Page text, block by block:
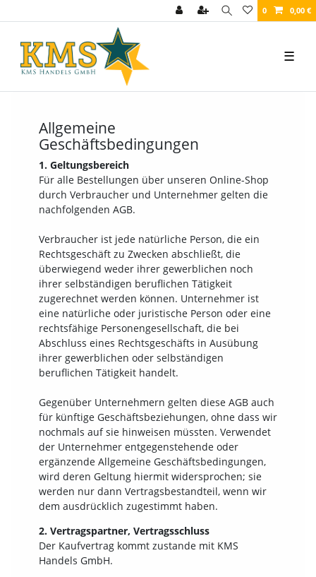
0 0,00 €
☰
Allgemeine
Geschäftsbedingungen
1. Geltungsbereich
Für alle Bestellungen über unseren Online-Shop
durch Verbraucher und Unternehmer gelten die
nachfolgenden AGB.
Verbraucher ist jede natürliche Person, die ein
Rechtsgeschäft zu Zwecken abschließt, die
überwiegend weder ihrer gewerblichen noch
ihrer selbständigen beruflichen Tätigkeit
zugerechnet werden können. Unternehmer ist
eine natürliche oder juristische Person oder eine
rechtsfähige Personengesellschaft, die bei
Abschluss eines Rechtsgeschäfts in Ausübung
ihrer gewerblichen oder selbständigen
beruflichen Tätigkeit handelt.
Gegenüber Unternehmern gelten diese AGB auch
für künftige Geschäftsbeziehungen, ohne dass wir
nochmals auf sie hinweisen müssten. Verwendet
der Unternehmer entgegenstehende oder
ergänzende Allgemeine Geschäftsbedingungen,
wird deren Geltung hiermit widersprochen; sie
werden nur dann Vertragsbestandteil, wenn wir
dem ausdrücklich zugestimmt haben.
2. Vertragspartner, Vertragsschluss
Der Kaufvertrag kommt zustande mit KMS
Handels GmbH.